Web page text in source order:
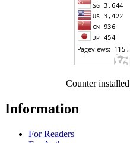
Counter
Information
For Readers